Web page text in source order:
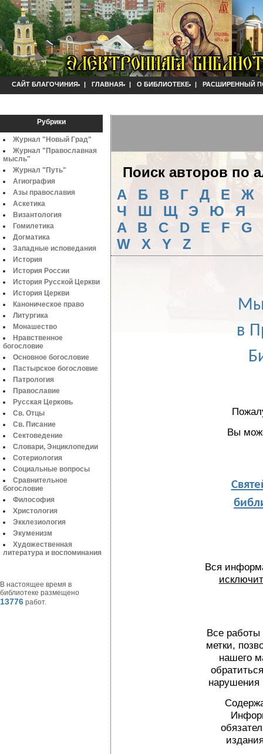
САЙТ БЛАГОЧИНИЯ | ГЛАВНАЯ | О БИБЛИОТЕКЕ | РАСШИРЕННЫЙ
Рубрики
Журнал "Новый Град"
Журнал "Православная
мысль"
Журнал "Путь"
Агиография
Азы православия
Аскетика
Византология
Гомилетика
Догматика
Западные исповедания
История
История России
История Русской Церкви
История Церкви
Каноническое право
Литургика
Монашество
Нравственное
богословие
Основное богословие
Пастырское богословие
Патрология
Православие
Русская Церковь
Св. Отцы
Св. Писание
Сектоведение
Словари, Энциклопедии
Сотериология
Социальные вопросы
Сравнительное
богословие
Философия
Христология
Экклезиология
Экуменизм
Художественная
литература и воспоминания
В настоящее время в
библиотеке размещено
13776 работ.
Поиск авторов по
А
Б B Г Д Е
Ж
Ч
Ш Щ Э Ю
Я
A
B C D E F
G
W
X Y Z
Мы
в
Вы
Вся
Все
метки,
нашего
нарушения